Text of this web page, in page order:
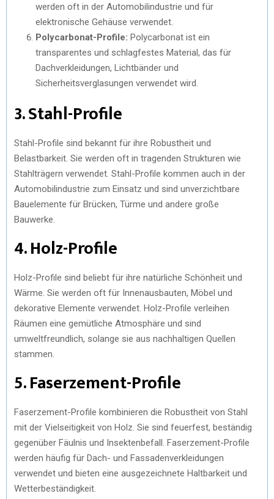
werden oft in der Automobilindustrie und für
elektronische Gehäuse verwendet.
Polycarbonat-Profile: Polycarbonat ist ein
transparentes und schlagfestes Material, das für
Dachverkleidungen, Lichtbänder und
Sicherheitsverglasungen verwendet wird.
3. Stahl-Profile
Stahl-Profile sind bekannt für ihre Robustheit und
Belastbarkeit. Sie werden oft in tragenden Strukturen wie
Stahlträgern verwendet. Stahl-Profile kommen auch in der
Automobilindustrie zum Einsatz und sind unverzichtbare
Bauelemente für Brücken, Türme und andere große
Bauwerke.
4. Holz-Profile
Holz-Profile sind beliebt für ihre natürliche Schönheit und
Wärme. Sie werden oft für Innenausbauten, Möbel und
dekorative Elemente verwendet. Holz-Profile verleihen
Räumen eine gemütliche Atmosphäre und sind
umweltfreundlich, solange sie aus nachhaltigen Quellen
stammen.
5. Faserzement-Profile
Faserzement-Profile kombinieren die Robustheit von Stahl
mit der Vielseitigkeit von Holz. Sie sind feuerfest, beständig
gegenüber Fäulnis und Insektenbefall. Faserzement-Profile
werden häufig für Dach- und Fassadenverkleidungen
verwendet und bieten eine ausgezeichnete Haltbarkeit und
Wetterbeständigkeit.